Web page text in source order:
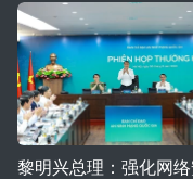
黎明兴总理：强化网